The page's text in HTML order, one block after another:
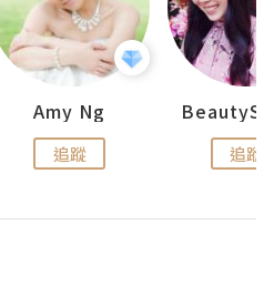
Amy Ng
追蹤 追蹤